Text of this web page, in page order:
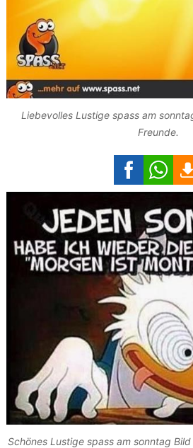
Liebevolles Lustige spass am
Freunde.
Schönes Lustige spass am sonntag